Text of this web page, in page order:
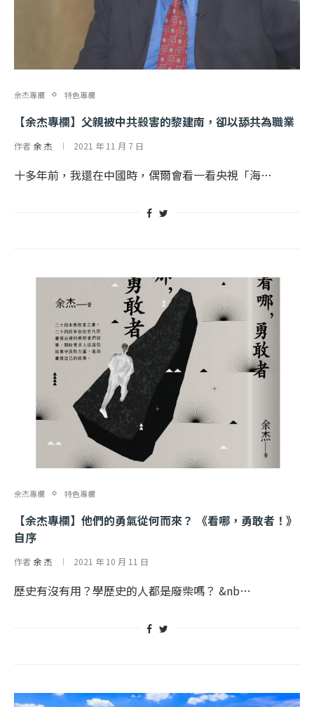
余杰專欄 特色專欄
【余杰專欄】父親被中共殺害的黎建南，卻以舔共為職業
作者 余 杰 2021 年 11 月 7 日
十多年前，我還在中國時，偶爾會看一看央視「海…
余杰專欄 特色專欄
【余杰專欄】他們的勇氣從何而來？ 《看哪，勇敢者！》
自序
作者 余 杰 2021 年 10 月 11 日
歷史有沒有用？學歷史的人都是廢柴嗎？ &nb…